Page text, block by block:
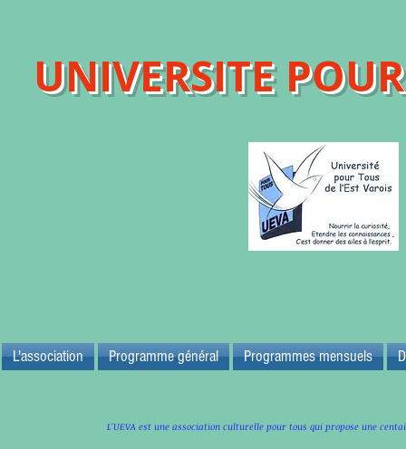
UNIVERSITE
Maison
83700
L'association Programme général Programmes mensuels
L'UEVA est une association culturelle pour tous qui propose une